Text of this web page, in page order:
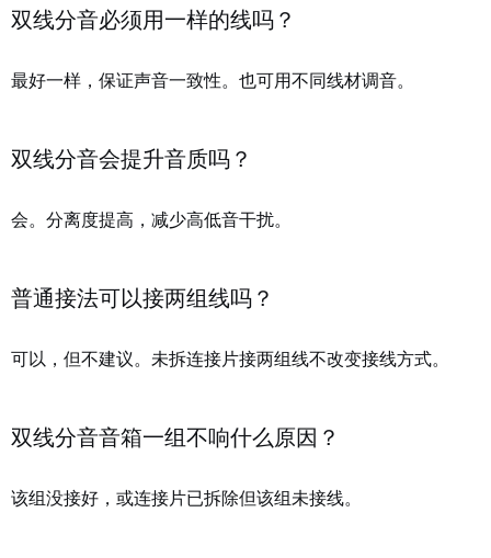
双线分音必须用一样的线吗？
最好一样，保证声音一致性。也可用不同线材调音。
双线分音会提升音质吗？
会。分离度提高，减少高低音干扰。
普通接法可以接两组线吗？
可以，但不建议。未拆连接片接两组线不改变接线方式。
双线分音音箱一组不响什么原因？
该组没接好，或连接片已拆除但该组未接线。